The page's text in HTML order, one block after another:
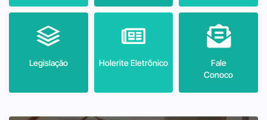
Legislação Holerite Eletrônico
Fale
Conoco